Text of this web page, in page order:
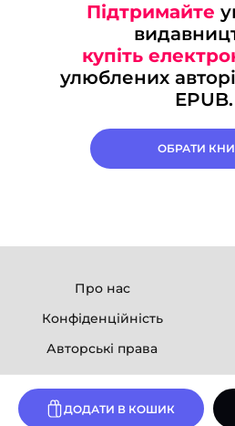
ДОДАТИ В КОШИК
Підтримайте
купіть
улюблених
EPUB.
ОБРАТИ
Про нас
Конфіденційність
Авторські права